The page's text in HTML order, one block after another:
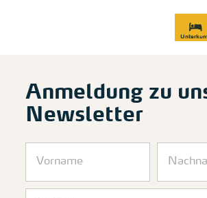
Anmeldung zu
Newsletter